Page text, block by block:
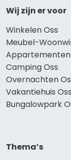
Wij zijn er voor
Winkelen Oss
Meubel-
Camping Oss
Overnachten
Vakantiehuis Oss
Bungalowpark
Thema’s